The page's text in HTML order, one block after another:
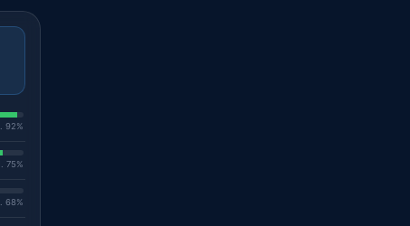
92%
75%
68%